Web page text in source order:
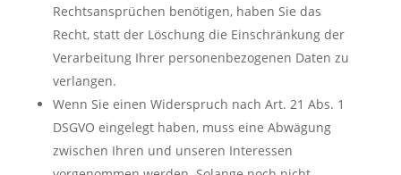
Rechtsansprüchen benötigen, haben Sie das
Recht, statt der Löschung die Einschränkung der
Verarbeitung Ihrer personenbezogenen Daten zu
verlangen.
Wenn Sie einen Widerspruch nach Art. 21 Abs. 1
DSGVO eingelegt haben, muss eine Abwägung
zwischen Ihren und unseren Interessen